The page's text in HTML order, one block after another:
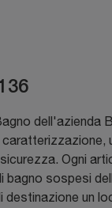
dell'azienda
Ogni
bagno sospesi
destinazione un